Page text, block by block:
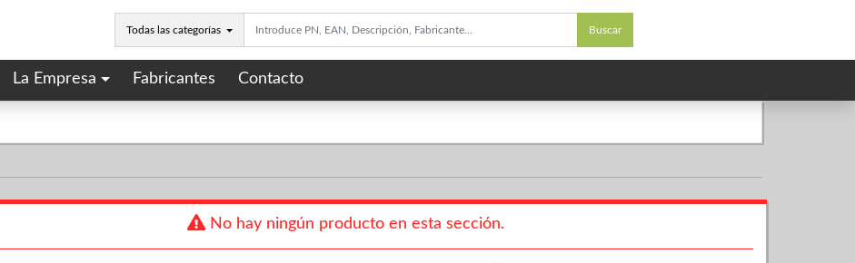
Todas las categorías Buscar
La Empresa Fabricantes Contacto
No hay ningún producto en esta sección.